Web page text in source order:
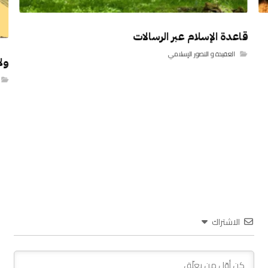
قاعدة الإسلام عبر الرسالات
العقيدة و التصور الإسلامي
الاشتراك